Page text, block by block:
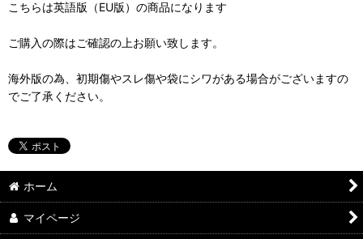
こちらは英語版（EU版）の商品になります
ご購入の際はご確認の上お願い致します。
海外版の為、初期傷やスレ傷や袋にシワがある場合がございますの
でご了承ください。
ホーム
マイページ